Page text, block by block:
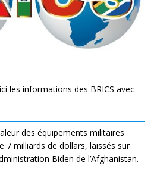
les informations des BRICS avec
des équipements militaires
7 milliards de dollars, laissés sur
Biden de l’Afghanistan.